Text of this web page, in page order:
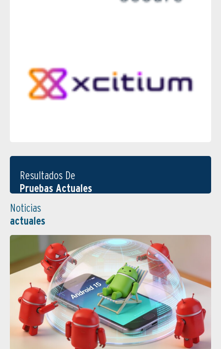
Resultados De
Pruebas Actuales
Noticias
actuales